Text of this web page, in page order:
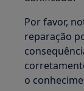
Por favor,
reparação
o